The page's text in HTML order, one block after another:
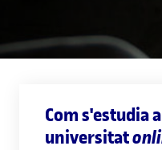
Com s'estudia
universitat